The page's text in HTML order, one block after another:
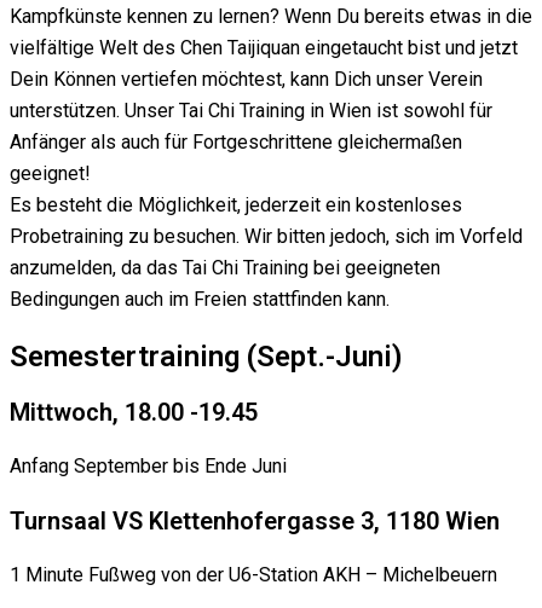
Kampfkünste kennen zu lernen? Wenn Du bereits etwas in die
vielfältige Welt des Chen Taijiquan eingetaucht bist und jetzt
Dein Können vertiefen möchtest, kann Dich unser Verein
unterstützen. Unser Tai Chi Training in Wien ist sowohl für
Anfänger als auch für Fortgeschrittene gleichermaßen
geeignet!
Es besteht die Möglichkeit, jederzeit ein kostenloses
Probetraining zu besuchen. Wir bitten jedoch, sich im Vorfeld
anzumelden, da das Tai Chi Training bei geeigneten
Bedingungen auch im Freien stattfinden kann.
Semestertraining (Sept.-Juni)
Mittwoch, 18.00 -19.45
Anfang September bis Ende Juni
Turnsaal VS Klettenhofergasse 3, 1180 Wien
1 Minute Fußweg von der U6-Station AKH – Michelbeuern